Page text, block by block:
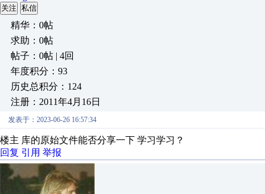
关注 私信
精华：0帖
求助：0帖
帖子：0帖 | 4回
年度积分：93
历史总积分：124
注册：2011年4月16日
发表于：2023-06-26 16:57:34
楼主 库的原始文件能否分享一下 学习学习？
回复 引用 举报